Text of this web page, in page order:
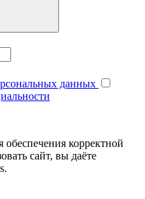
данных
корректной
сайт, вы даёте